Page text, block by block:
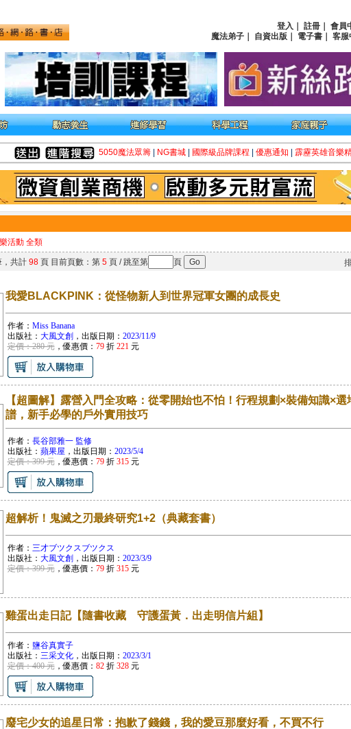
登入 註冊 會員
魔法弟子
自資出版 電子書 客服
5050魔法眾籌 NG書城 國際級品牌課程 優惠通知 霹靂英雄音樂
活動 全類
共計 98頁 目前頁數：第 5頁 / 跳至第 頁
我愛BLACKPINK：從怪物新人到世界冠軍女團的成長史
作者： Miss Banana
出版社： 大風文創 ，出版日期： 2023/11/9
定價：280 元，優惠價： 79折 221元
【超圖解】露營入門全攻略：從零開始也不怕！行程規劃×裝備知識×
譜，新手必學的戶外實用技巧
作者： 長谷部雅一 監修
出版社： 蘋果屋 ，出版日期： 2023/5/4
定價：399 元，優惠價： 79折 315元
超解析！鬼滅之刃最終研究1+2（典藏套書）
作者： 三才ブツクスブツクス
出版社： 大風文創 ，出版日期： 2023/3/9
定價：399 元，優惠價： 79折 315元
雞蛋出走日記【隨書收藏 守護蛋黃．出走明信片組】
作者： 鹽谷真實子
出版社： 三采文化，出版日期： 2023/3/1
定價：400 元，優惠價： 82折 328元
廢宅少女的追星日常：抱歉了錢錢，我的愛豆那麼好看，不買不行